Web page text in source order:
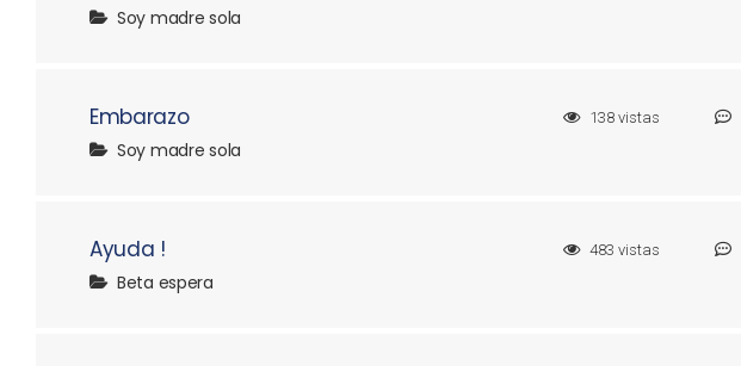
Soy madre sola
Embarazo
Soy madre sola
138 vistas
Ayuda !
Beta espera
483 vistas